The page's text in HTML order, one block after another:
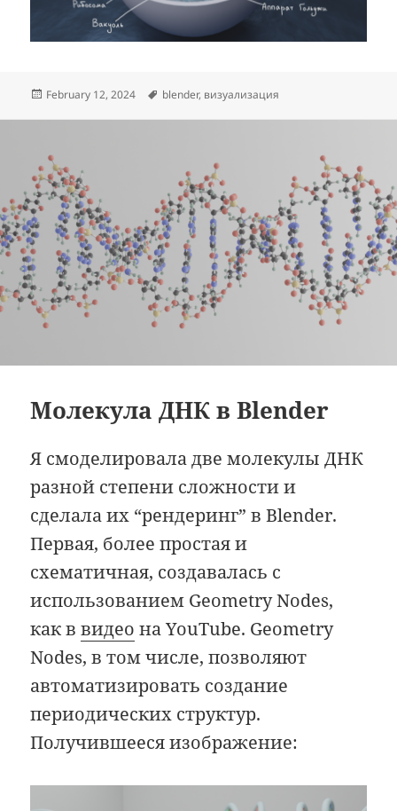
Posted
February 12, 2024 Tags
blender, визуализация
Молекула ДНК в Blender
Я смоделировала две молекулы ДНК
разной степени сложности и
сделала их “рендеринг” в Blender.
Первая, более простая и
схематичная, создавалась с
использованием Geometry Nodes,
как ввидео на YouTube. Geometry
Nodes, в том числе, позволяют
автоматизировать создание
периодических структур.
Получившееся изображение: